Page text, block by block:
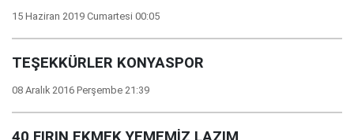
15 Haziran 2019 Cumartesi 00:05
TEŞEKKÜRLER KONYASPOR
08 Aralık 2016 Perşembe 21:39